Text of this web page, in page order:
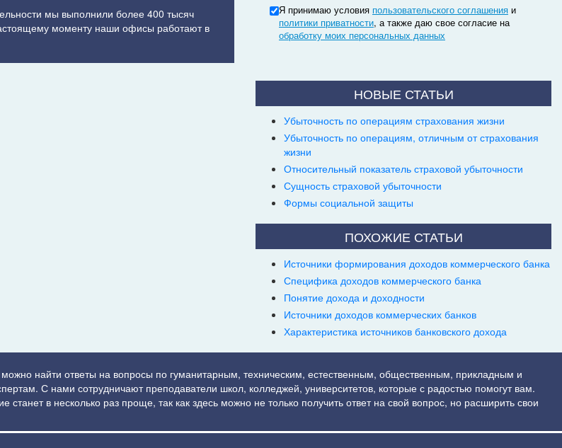
мы выполнили более 400 тысяч
моменту наши офисы работают в
Я принимаю условия пользовательского соглашения и
политики приватности, а также даю свое согласие на
обработку моих персональных данных
НОВЫЕ СТАТЬИ
Убыточность по операциям страхования жизни
Убыточность по операциям, отличным от страхования
жизни
Относительный показатель страховой убыточности
Сущность страховой убыточности
Формы социальной защиты
ПОХОЖИЕ СТАТЬИ
Источники формирования доходов коммерческого банка
Специфика доходов коммерческого банка
Понятие дохода и доходности
Источники доходов коммерческих банков
Характеристика источников банковского дохода
найти ответы на вопросы по гуманитарным, техническим, естественным, общественным, прикладным и
С нами сотрудничают преподаватели школ, колледжей, университетов, которые с радостью помогут вам.
в несколько раз проще, так как здесь можно не только получить ответ на свой вопрос, но расширить свои